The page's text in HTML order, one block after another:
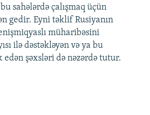
sahələrdə çalışmaq üçün
gedir. Eyni təklif Rusiyanın
müharibəsini
ilə dəstəkləyən və ya bu
şəxsləri də nəzərdə tutur.